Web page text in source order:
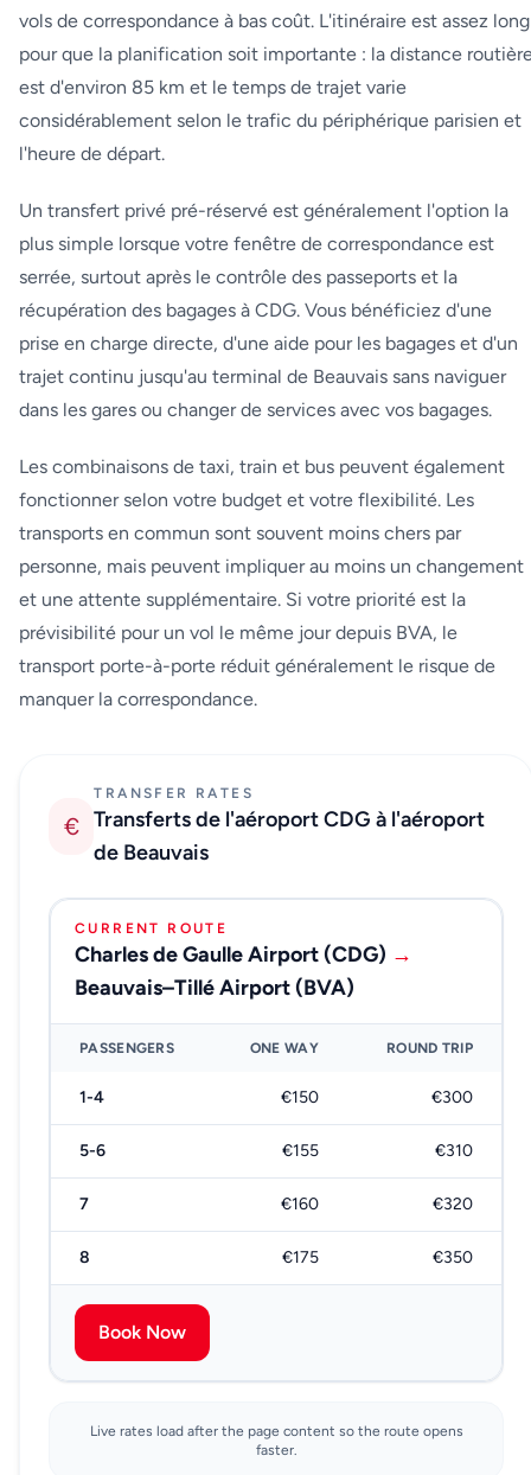
vols de correspondance à bas coût. L'itinéraire est assez long
pour que la planification soit importante : la distance
est d'environ 85 km et le temps de trajet varie
considérablement selon le trafic du périphérique parisien et
l'heure de départ.
Un transfert privé pré-réservé est généralement l'option la
plus simple lorsque votre fenêtre de correspondance est
serrée, surtout après le contrôle des passeports et la
récupération des bagages à CDG. Vous bénéficiez d'une
prise en charge directe, d'une aide pour les bagages et d'un
trajet continu jusqu'au terminal de Beauvais sans naviguer
dans les gares ou changer de services avec vos bagages.
Les combinaisons de taxi, train et bus peuvent également
fonctionner selon votre budget et votre flexibilité. Les
transports en commun sont souvent moins chers par
personne, mais peuvent impliquer au moins un changement
et une attente supplémentaire. Si votre priorité est la
prévisibilité pour un vol le même jour depuis BVA, le
transport porte-à-porte réduit généralement le risque de
manquer la correspondance.
€
TRANSFER RATES
Transferts de l'aéroport CDG à l'aéroport
de Beauvais
CURRENT ROUTE
Charles de Gaulle Airport (CDG) →
Beauvais–Tillé Airport (BVA)
PASSENGERS ONE WAY ROUND TRIP
1-4 €150 €300
5-6 €155 €310
7 €160 €320
8 €175 €350
Book Now
Live rates load after the page content so the route opens
faster.